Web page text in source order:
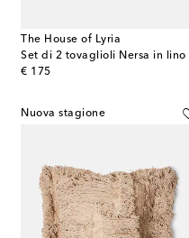
The House of Lyria
Set di 2 tovaglioli Nersa in lino
€ 175
original price
Nuova stagione